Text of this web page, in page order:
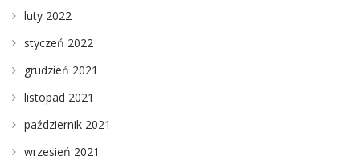
luty 2022
styczeń 2022
grudzień 2021
listopad 2021
październik 2021
wrzesień 2021